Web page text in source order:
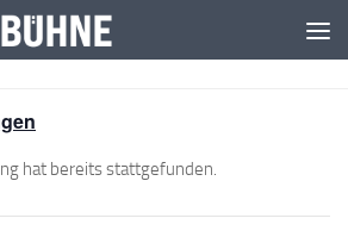
hat bereits stattgefunden.